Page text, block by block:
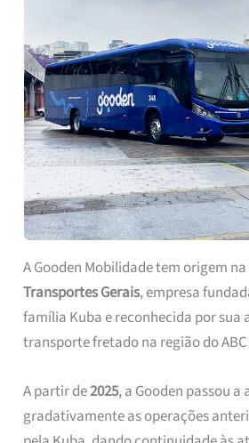
A Gooden Mobilidade tem origem
Transportes Gerais, empresa
família Kuba e reconhecida por sua
transporte fretado na região do
A partir de2025, a Gooden passou a
gradativamente as operações